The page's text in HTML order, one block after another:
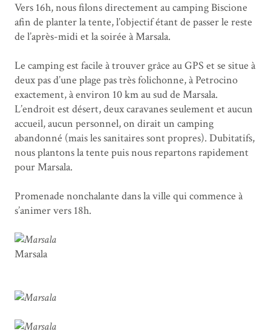
Vers 16h, nous filons directement au camping Biscione
afin de planter la tente, l’objectif étant de passer le reste
de l’après-midi et la soirée à Marsala.
Le camping est facile à trouver grâce au GPS et se situe à
deux pas d’une plage pas très folichonne, à Petrocino
exactement, à environ 10 km au sud de Marsala.
L’endroit est désert, deux caravanes seulement et aucun
accueil, aucun personnel, on dirait un camping
abandonné (mais les sanitaires sont propres). Dubitatifs,
nous plantons la tente puis nous repartons rapidement
pour Marsala.
Promenade nonchalante dans la ville qui commence à
s’animer vers 18h.
Marsala